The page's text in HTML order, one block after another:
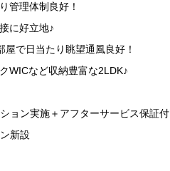
管理体制良好！
に好立地♪
で日当たり眺望通風良好！
WICなど収納豊富な2LDK♪
ョン実施＋アフターサービス保証付
新設